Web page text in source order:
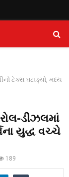
ટેક્સ ઘટાડ્યો, મધ્ય
ડીઝલમાં
યુદ્ધ વચ્ચે
189